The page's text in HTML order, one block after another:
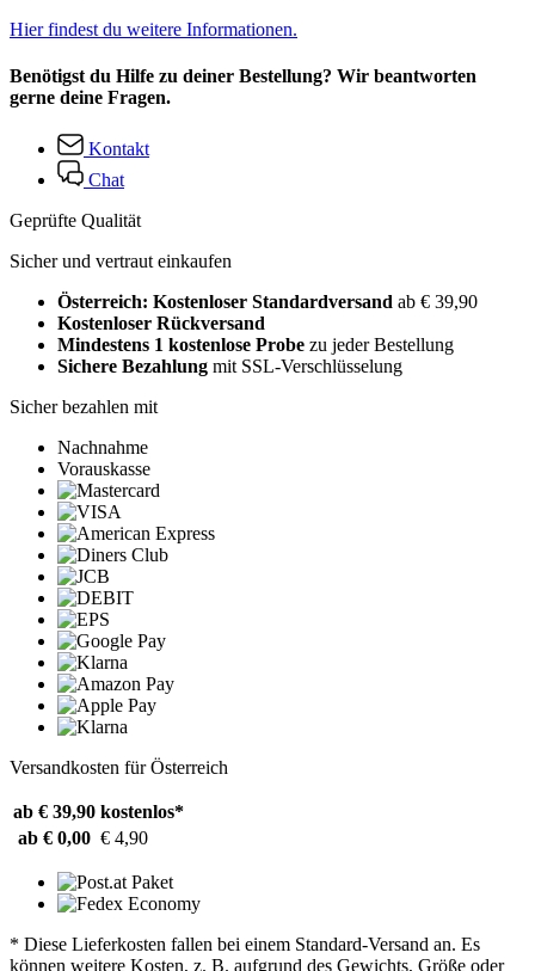
Hier findest du weitere Informationen.
Benötigst du Hilfe zu deiner Bestellung? Wir beantworten
gerne deine Fragen.
Kontakt
Chat
Geprüfte Qualität
Sicher und vertraut einkaufen
Österreich: Kostenloser Standardversand ab € 39,90
Kostenloser Rückversand
Mindestens 1 kostenlose Probe zu jeder Bestellung
Sichere Bezahlung mit SSL-Verschlüsselung
Sicher bezahlen mit
Nachnahme
Vorauskasse
Versandkosten für Österreich
ab € 39,90 kostenlos*
ab € 0,00 € 4,90
* Diese Lieferkosten fallen bei einem Standard-Versand an. Es
können weitere Kosten, z. B. aufgrund des Gewichts, Größe oder